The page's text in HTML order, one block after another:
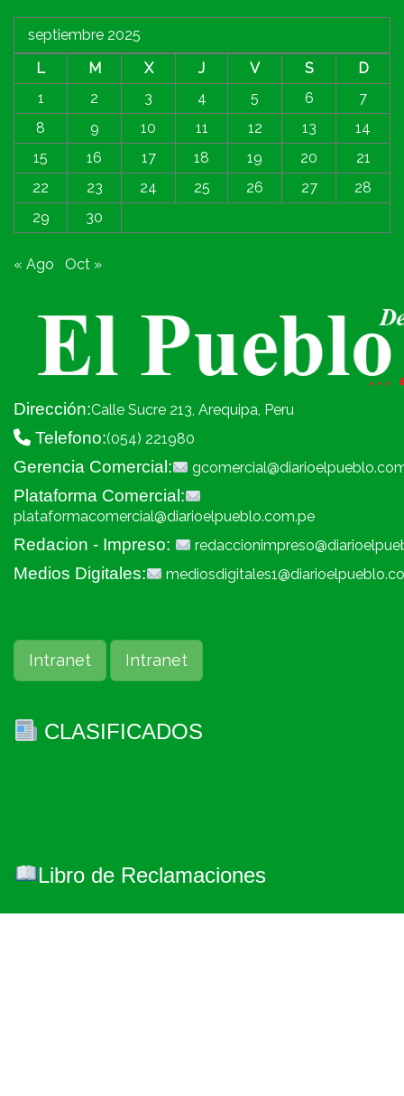
septiembre 2025
L
M X J V S
D
1
2 3 4 5 6
7
8
9 10 11 12 13
14
15
16 17 18 19 20
21
22
23 24 25 26 27
28
29
30
« Ago Oct »
Dirección:Calle Sucre 213, Arequipa, Peru
Telefono:(054) 221980
Gerencia Comercial:
Plataforma Comercial:
plataformacomercial@diarioelpueblo.com.pe
Redacion - Impreso:
Medios Digitales:
Intranet Intranet
CLASIFICADOS
Libro de Reclamaciones